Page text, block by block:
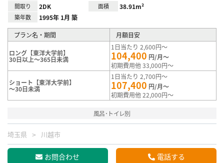
間取り 2DK 面積 38.91m²
築年数 1995年 1月 築
プラン名・期間 月額目安
ロング【東洋大学前】
30日以上～365日未満
1日当たり 2,600円～
104,400 円/月～
初期費用他 33,000円～
ショート【東洋大学前】
～30日未満
1日当たり 2,700円～
107,400 円/月～
初期費用他 22,000円～
風呂･トイレ別
埼玉県 川越市
お問合わせ 電話する